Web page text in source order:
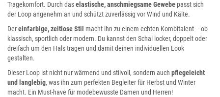
Tragekomfort. Durch daselastische, anschmiegsame Gewebe passt sich
der Loop angenehm an und schützt zuverlässig vor Wind und Kälte.
Dereinfarbige, zeitlose Stil macht ihn zu einem echten Kombitalent – ob
klassisch, sportlich oder modern. Du kannst den Schal locker, doppelt oder
dreifach um den Hals tragen und damit deinen individuellen Look
gestalten.
Dieser Loop ist nicht nur wärmend und stilvoll, sondern auch pflegeleicht
und langlebig, was ihn zum perfekten Begleiter für Herbst und Winter
macht. Ein Must-have für modebewusste Damen und Herren!